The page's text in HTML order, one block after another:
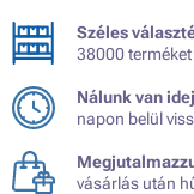
Széles
38000
Nálunk van
napon belül
vásárlás után